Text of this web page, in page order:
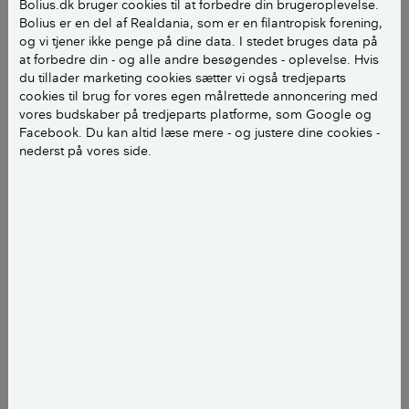
Bolius.dk bruger cookies til at forbedre din brugeroplevelse.
Bolius er en del af Realdania, som er en filantropisk forening,
og vi tjener ikke penge på dine data. I stedet bruges data på
at forbedre din - og alle andre besøgendes - oplevelse. Hvis
du tillader marketing cookies sætter vi også tredjeparts
cookies til brug for vores egen målrettede annoncering med
vores budskaber på tredjeparts platforme, som Google og
Facebook. Du kan altid læse mere - og justere dine cookies -
nederst på vores side.
Hvor skal flisen bruges?
I vådrum (badeværelse, bryggers) på gulvet.
I vådrum (badeværelse, bryggers) på væggen.